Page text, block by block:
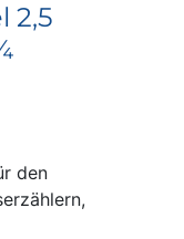
2,5
den